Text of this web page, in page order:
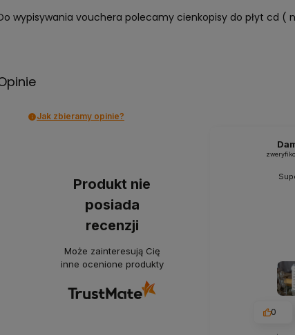
wypisywania vouchera polecamy cienkopisy do płyt cd (
Jak zbieramy opinie?
Produkt nie
posiada
recenzji
Może zainteresują Cię
inne ocenione produkty
0